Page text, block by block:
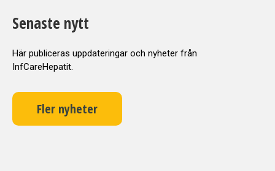
Senaste nytt
Här publiceras uppdateringar och nyheter från
InfCareHepatit.
Fler nyheter